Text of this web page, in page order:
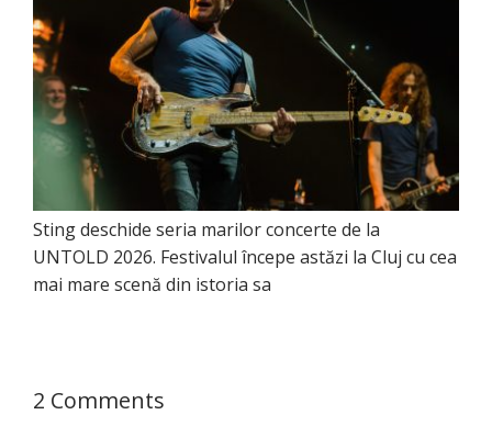
Sting deschide seria marilor concerte de la
UNTOLD 2026. Festivalul începe astăzi la Cluj cu cea
mai mare scenă din istoria sa
2 Comments